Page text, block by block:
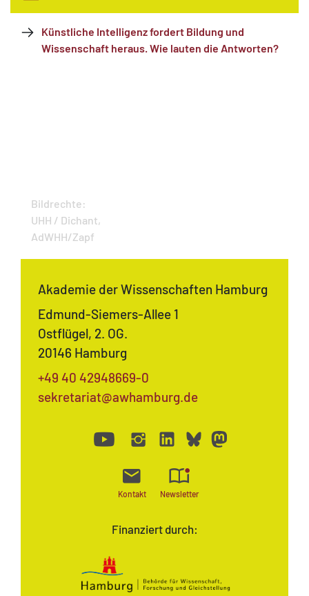
Künstliche Intelligenz fordert Bildung und
Wissenschaft heraus. Wie lauten die Antworten?
Bildrechte:
UHH / Dichant,
AdWHH/Zapf
Finanziert durch:
Akademie der Wissenschaften Hamburg
Edmund-Siemers-Allee 1
Ostflügel, 2. OG.
20146 Hamburg
+49 40 42948669-0
sekretariat@awhamburg.de
Kontakt Newsletter